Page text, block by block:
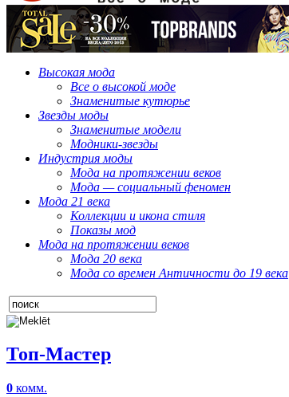
Высокая мода
Все о высокой моде
Знаменитые кутюрье
Звезды моды
Знаменитые модели
Модники-звезды
Индустрия моды
Мода на протяжении веков
Мода — социальный феномен
Мода 21 века
Коллекции и икона стиля
Показы мод
Мода на протяжении веков
Мода 20 века
Мода со времен Античности до 19 века
Топ-Мастер
0 комм.